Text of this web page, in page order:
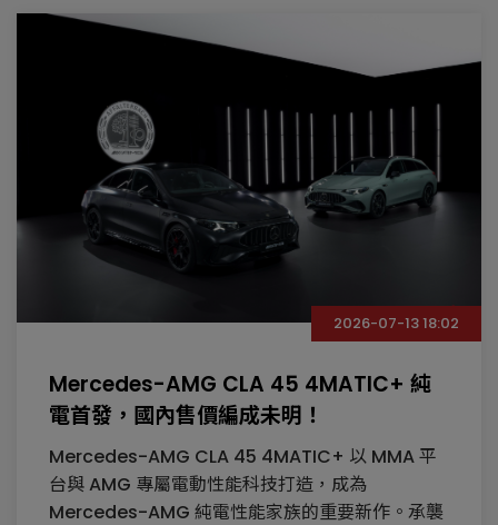
2026-07-13 18:02
Mercedes-AMG CLA 45 4MATIC+ 純
電首發，國內售價編成未明！
Mercedes-AMG CLA 45 4MATIC+ 以 MMA 平
台與 AMG 專屬電動性能科技打造，成為
Mercedes-AMG 純電性能家族的重要新作。承襲